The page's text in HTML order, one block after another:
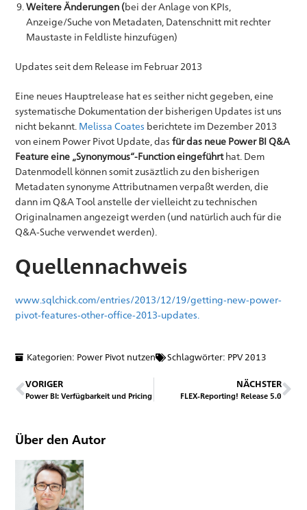
Weitere Änderungen (bei der Anlage von KPIs,
Anzeige/Suche von Metadaten, Datenschnitt mit rechter
Maustaste in Feldliste hinzufügen)
Updates seit dem Release im Februar 2013
Eine neues Hauptrelease hat es seither nicht gegeben, eine
systematische Dokumentation der bisherigen Updates ist uns
nicht bekannt. Melissa Coates berichtete im Dezember 2013
von einem Power Pivot Update, dasfür das neue Power BI Q&A
Feature eine „Synonymous“-Function eingeführthat. Dem
Datenmodell können somit zusäztlich zu den bisherigen
Metadaten synonyme Attributnamen verpaßt werden, die
dann im Q&A Tool anstelle der vielleicht zu technischen
Originalnamen angezeigt werden (und natürlich auch für die
Q&A-Suche verwendet werden).
Quellennachweis
www.sqlchick.com/entries/2013/12/19/getting-new-power-
pivot-features-other-office-2013-updates.
Kategorien: Power Pivot nutzen Schlagwörter: PPV 2013
VORIGER
Power BI: Verfügbarkeit und Pricing
NÄCHSTER
FLEX-Reporting! Release 5.0
Über den Autor